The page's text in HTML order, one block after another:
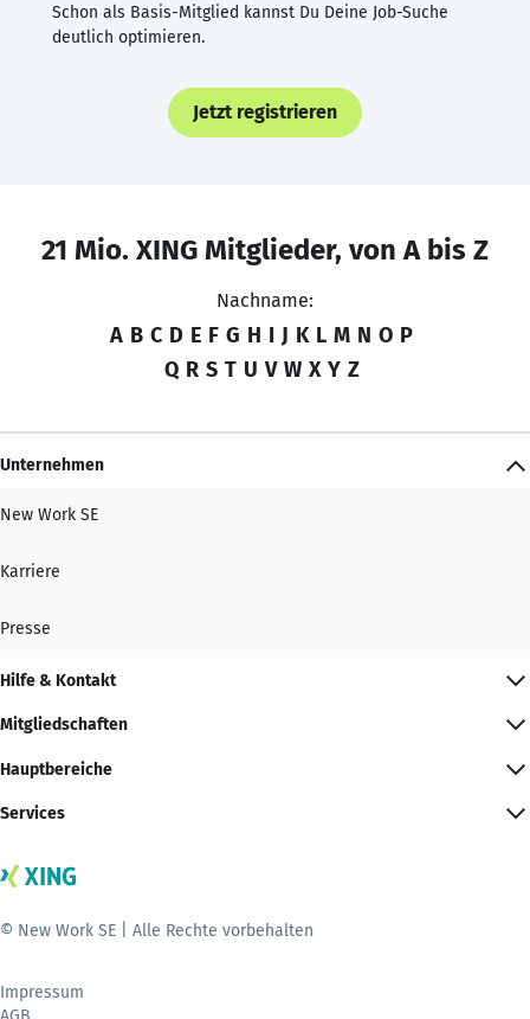
Schon als Basis-Mitglied kannst Du Deine Job-Suche
deutlich optimieren.
Jetzt registrieren
21 Mio. XING Mitglieder, von A bis Z
Nachname:
A B C D E F G H I J K L M N O P
Q R S T U V W X Y Z
Unternehmen
New Work SE
Karriere
Presse
Hilfe & Kontakt
Mitgliedschaften
Hauptbereiche
Services
© New Work SE | Alle Rechte vorbehalten
Impressum